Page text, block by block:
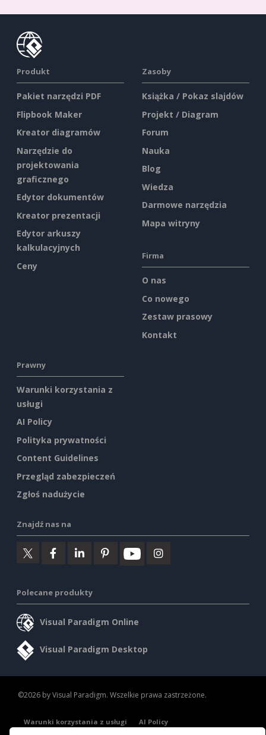
Produkt
Pakiet narzędzi PDF
Flipbook Maker
Kreator diagramów
Narzędzie do
projektowania
graficznego
Edytor dokumentów
Kreator prezentacji
Edytor arkuszy
kalkulacyjnych
Ceny
Zasoby
Książka / Pokaz slajdów
Projekt / Diagram
Forum
Nauka
Blog
Wiedza
Darmowe narzędzia
Mapa witryny
Firma
O nas
Co nowego
Zestaw prasowy
Kontakt
Prawny
Warunki korzystania z
usługi
AI Policy
Polityka prywatności
Content Guidelines
Przegląd zabezpieczeń
Zgłoś nadużycie
Znajdź nas na
Polecane produkty
Visual Paradigm Online
Visual Paradigm Desktop
©2026 by Visual Paradigm. Wszelkie prawa zastrzeżone.
Warunki korzystania z usługi
AI Policy